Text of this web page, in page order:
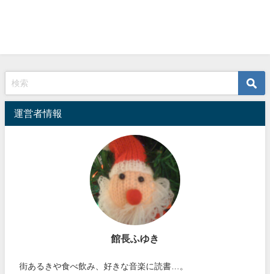
運営者情報
館長ふゆき
街あるきや食べ飲み、好きな音楽に読書…。